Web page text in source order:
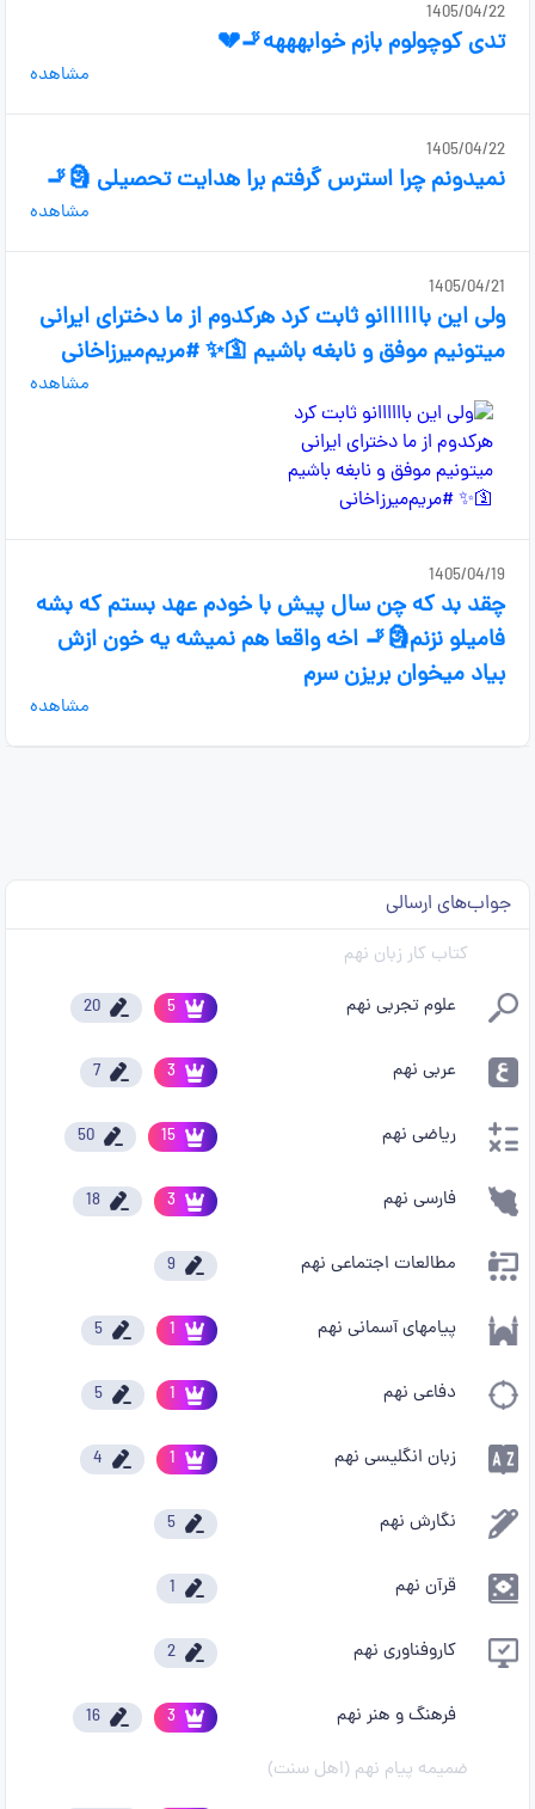
1405/04/22
تدی کوچولوم بازم خوابهههه🚬💔
مشاهده
1405/04/22
نمیدونم چرا استرس گرفتم برا هدایت تحصیلی 🗿🚬
مشاهده
1405/04/21
ولی این باااااانو ثابت کرد هرکدوم از ما دخترای ایرانی
میتونیم موفق و نابغه باشیم 🛐✨ #مریم‌میرزاخانی
مشاهده
1405/04/19
چقد بد که چن سال پیش با خودم عهد بستم که بشه
فامیلو نزنم🗿🚬 اخه واقعا هم نمیشه یه خون ازش
بیاد میخوان بریزن سرم
مشاهده
جواب‌های ارسالی
کتاب کار زبان نهم
علوم تجربی نهم
5
20
عربی نهم 3
7
ریاضی نهم 15
50
فارسی نهم 3
18
مطالعات اجتماعی نهم 9
پیامهای آسمانی نهم 1
5
دفاعی نهم 1
5
زبان انگلیسی نهم 1
4
نگارش نهم 5
قرآن نهم 1
کاروفناوری نهم 2
فرهنگ و هنر نهم 3
16
ضمیمه پیام نهم (اهل سنت)